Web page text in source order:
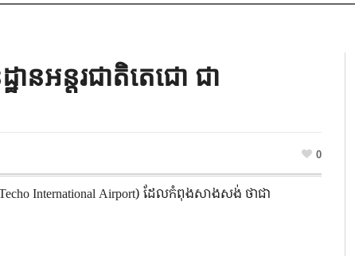
ន​អន្ដរជាតិ​តេជោ ​ជា​
0
International Airport) ដែល​កំពុង​សាងសង់ ​ថា​ជា​